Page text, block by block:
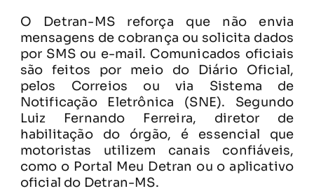
O Detran-MS reforça que não envia
mensagens de cobrança ou solicita dados
por SMS ou e-mail. Comunicados oficiais
são feitos por meio do Diário Oficial,
pelos Correios ou via Sistema de
Notificação Eletrônica (SNE). Segundo
Luiz Fernando Ferreira, diretor de
habilitação do órgão, é essencial que
motoristas utilizem canais confiáveis,
como o Portal Meu Detran ou o aplicativo
oficial do Detran-MS.